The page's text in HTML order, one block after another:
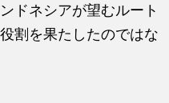
ドネシアが望むルート
割を果たしたのではな